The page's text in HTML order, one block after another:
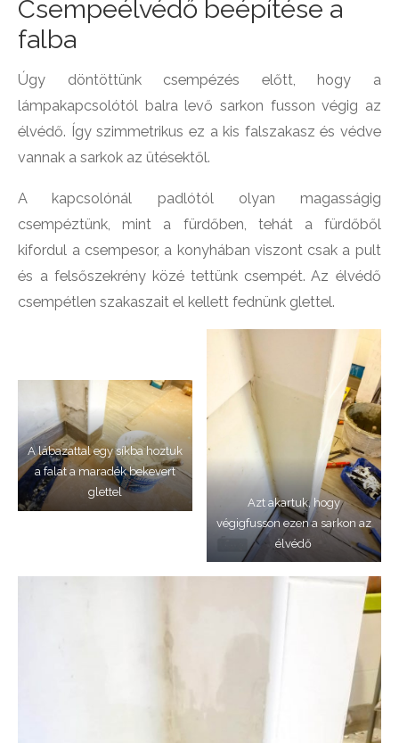
Csempeélvédő beépítése a
falba
Úgy döntöttünk csempézés előtt, hogy a
lámpakapcsolótól balra levő sarkon fusson végig az
élvédő. Így szimmetrikus ez a kis falszakasz és védve
vannak a sarkok az ütésektől.
A kapcsolónál padlótól olyan magasságig
csempéztünk, mint a fürdőben, tehát a fürdőből
kifordul a csempesor, a konyhában viszont csak a pult
és a felsőszekrény közé tettünk csempét. Az élvédő
csempétlen szakaszait el kellett fednünk glettel.
A lábazattal egy síkba hoztuk
a falat a maradék bekevert
glettel
Azt akartuk, hogy
végigfusson ezen a sarkon az
élvédő